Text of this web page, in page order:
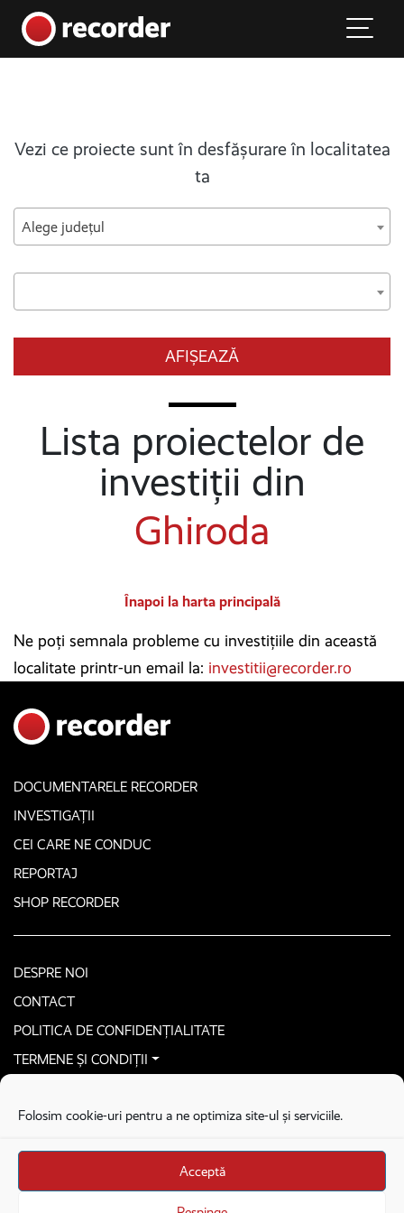
Folosim cookie-uri pentru a ne optimiza site-ul și serviciile.
Acceptă
Main Navigation
Vezi ce proiecte sunt în desfășurare în localitatea
ta
Alege județul
AFIȘEAZĂ
Lista proiectelor de
investiții din
Ghiroda
Înapoi la harta principală
Ne poți semnala probleme cu investițiile din această
localitate printr-un email la: investitii@recorder.ro
DOCUMENTARELE RECORDER
INVESTIGAȚII
CEI CARE NE CONDUC
REPORTAJ
SHOP RECORDER
DESPRE NOI
CONTACT
POLITICA DE CONFIDENȚIALITATE
TERMENE ȘI CONDIȚII
Stega creative
Brandul Recorder e operat de Asociația Recorder Community, sub licența SC